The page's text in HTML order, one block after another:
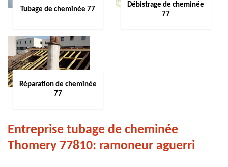
Tubage de cheminée 77
Débistrage de cheminée
77
Réparation de cheminée
77
Entreprise tubage de cheminée
Thomery 77810: ramoneur aguerri